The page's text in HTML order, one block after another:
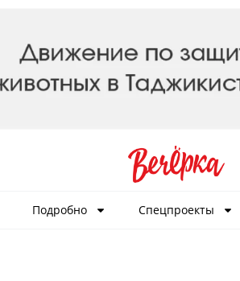
Подробно Спецпроекты